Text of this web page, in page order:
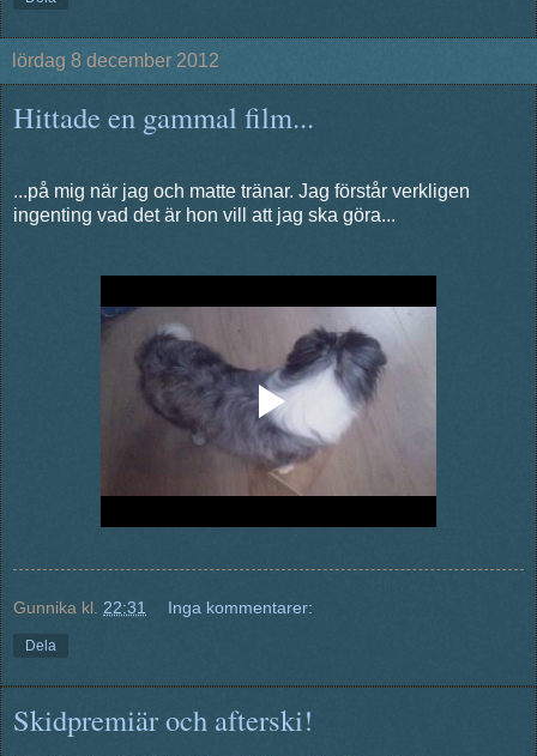
lördag 8 december 2012
Hittade en gammal film...
...på mig när jag och matte tränar. Jag förstår verkligen
ingenting vad det är hon vill att jag ska göra...
Gunnika kl. 22:31 Inga kommentarer:
Dela
Skidpremiär och afterski!